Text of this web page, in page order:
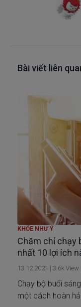
Bài viết liên
KHỎE NHƯ Ý
Chăm chỉ chạy
nhất 10 lợi ích
13.12.2021 | 3.6k View |
Chạy bộ buổi
một cách hoàn